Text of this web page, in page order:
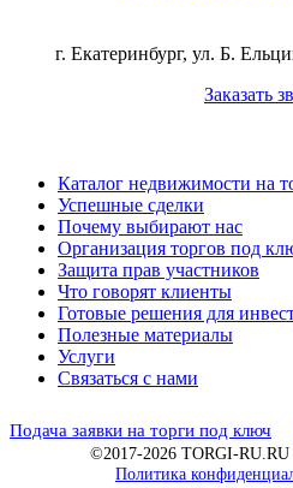
г. Екатеринбург, ул. Б.
Заказать
Каталог недвижимости на
Успешные сделки
Почему выбирают нас
Организация торгов под
Защита прав участников
Что говорят клиенты
Готовые решения для
Полезные материалы
Услуги
Связаться с нами
Подача заявки на торги под ключ
©2017-2026 TORGI-
Политика